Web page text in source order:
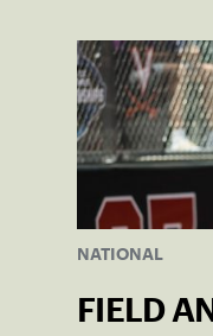
NATIONAL
FIELD